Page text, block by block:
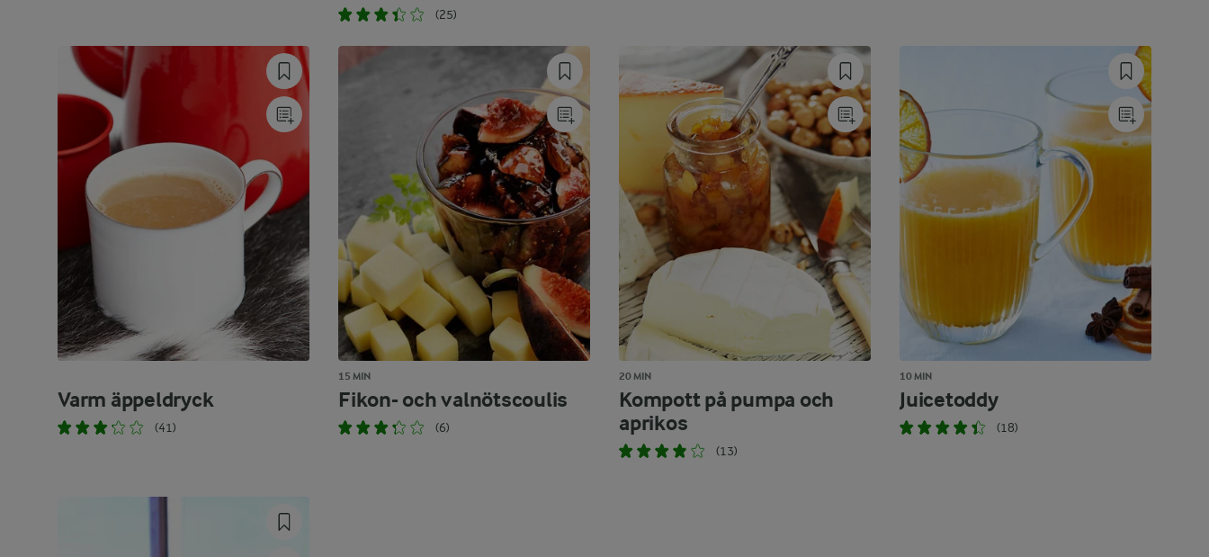
(25)
Varm äppeldryck
(41)
15 MIN
Fikon- och valnötscoulis
(6)
20 MIN
Kompott på pumpa och
aprikos
(13)
10 MIN
Juicetoddy
(18)